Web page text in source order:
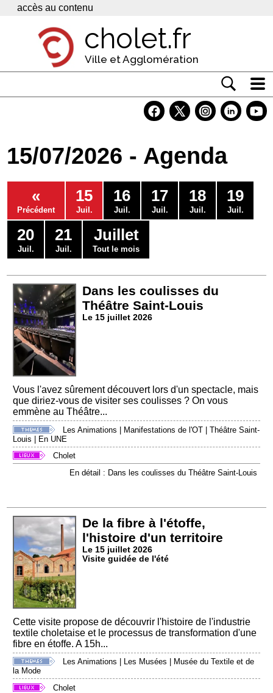
Panneau de gestion des cookies
accès au contenu
cholet.fr
Ville et Agglomération
Economie
Services
Contacts
15/07/2026 - Agenda
«
Précédent
15
Juil.
16
Juil.
17
Juil.
18
Juil.
19
Juil.
20
Juil.
21
Juil.
Juillet
Tout le mois
Dans les coulisses du
Théâtre Saint-Louis
Le 15 juillet 2026
Vous l'avez sûrement découvert lors d'un spectacle, mais
que diriez-vous de visiter ses coulisses ? On vous
emmène au Théâtre...
Les Animations | Manifestations de l'OT |Théâtre Saint-
Louis | En UNE
Cholet
En détail : Dans les coulisses du Théâtre Saint-Louis
De la fibre à l'étoffe,
l'histoire d'un territoire
Le 15 juillet 2026
Visite guidée de l'été
Cette visite propose de découvrir l'histoire de l'industrie
textile choletaise et le processus de transformation d'une
fibre en étoffe. A 15h...
Les Animations Les Musées
Musée du Textile et de
la Mode
Cholet